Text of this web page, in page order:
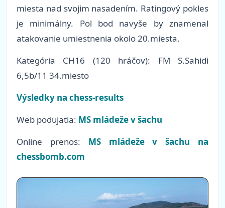
miesta nad svojim nasadením. Ratingový pokles
je minimálny. Pol bod navyše by znamenal
atakovanie umiestnenia okolo 20.miesta.
Kategória CH16 (120 hráčov): FM S.Sahidi
6,5b/11 34.miesto
Výsledky na chess-results
Web podujatia: MS mládeže v šachu
Online prenos: MS mládeže v šachu na
chessbomb.com